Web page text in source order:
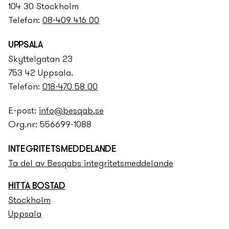
104 30 Stockholm
Telefon: 08-409 416 00
UPPSALA
Skyttelgatan 23
753 42 Uppsala.
Telefon: 018-470 58 00
E-post: info@besqab.se
Org.nr: 556699-1088
INTEGRITETS­­MEDDELANDE
Ta del av Besqabs integritets­­meddelande
HITTA BOSTAD
Stockholm
Uppsala